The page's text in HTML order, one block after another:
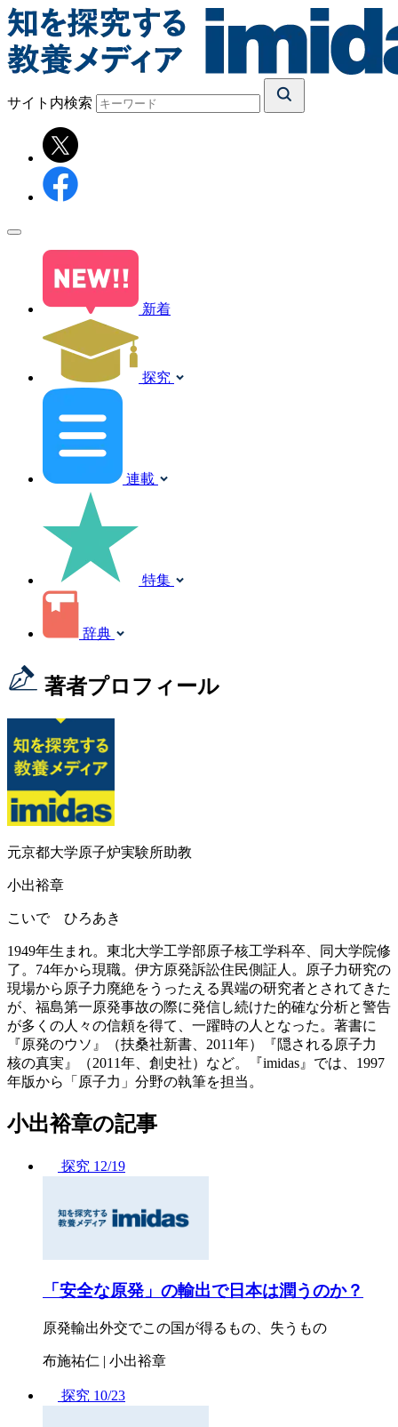
サイト内検索
新着
探究
連載
特集
辞典
著者プロフィール
元京都大学原子炉実験所助教
小出裕章
こいで ひろあき
1949年生まれ。東北大学工学部原子核工学科卒、同大学院修
了。74年から現職。伊方原発訴訟住民側証人。原子力研究の
現場から原子力廃絶をうったえる異端の研究者とされてきた
が、福島第一原発事故の際に発信し続けた的確な分析と警告
が多くの人々の信頼を得て、一躍時の人となった。著書に
『原発のウソ』（扶桑社新書、2011年）『隠される原子力
核の真実』（2011年、創史社）など。『imidas』では、1997
年版から「原子力」分野の執筆を担当。
小出裕章の記事
探究 12/19
「安全な原発」の輸出で日本は潤うのか？
原発輸出外交でこの国が得るもの、失うもの
布施祐仁 | 小出裕章
探究 10/23